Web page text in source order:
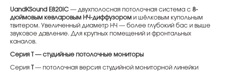
UandKSound E820IC — двухполосная потолочная система с 8-
дюймовым кевларовым НЧ-диффузором и шёлковым купольным
твитером. Увеличенный диаметр НЧ — более глубокий бас и выше
звуковое давление. Для крупных помещений и фронтальных
каналов.
Серия T — студийные потолочные мониторы
Серия T— потолочная версия студийной мониторной линейки